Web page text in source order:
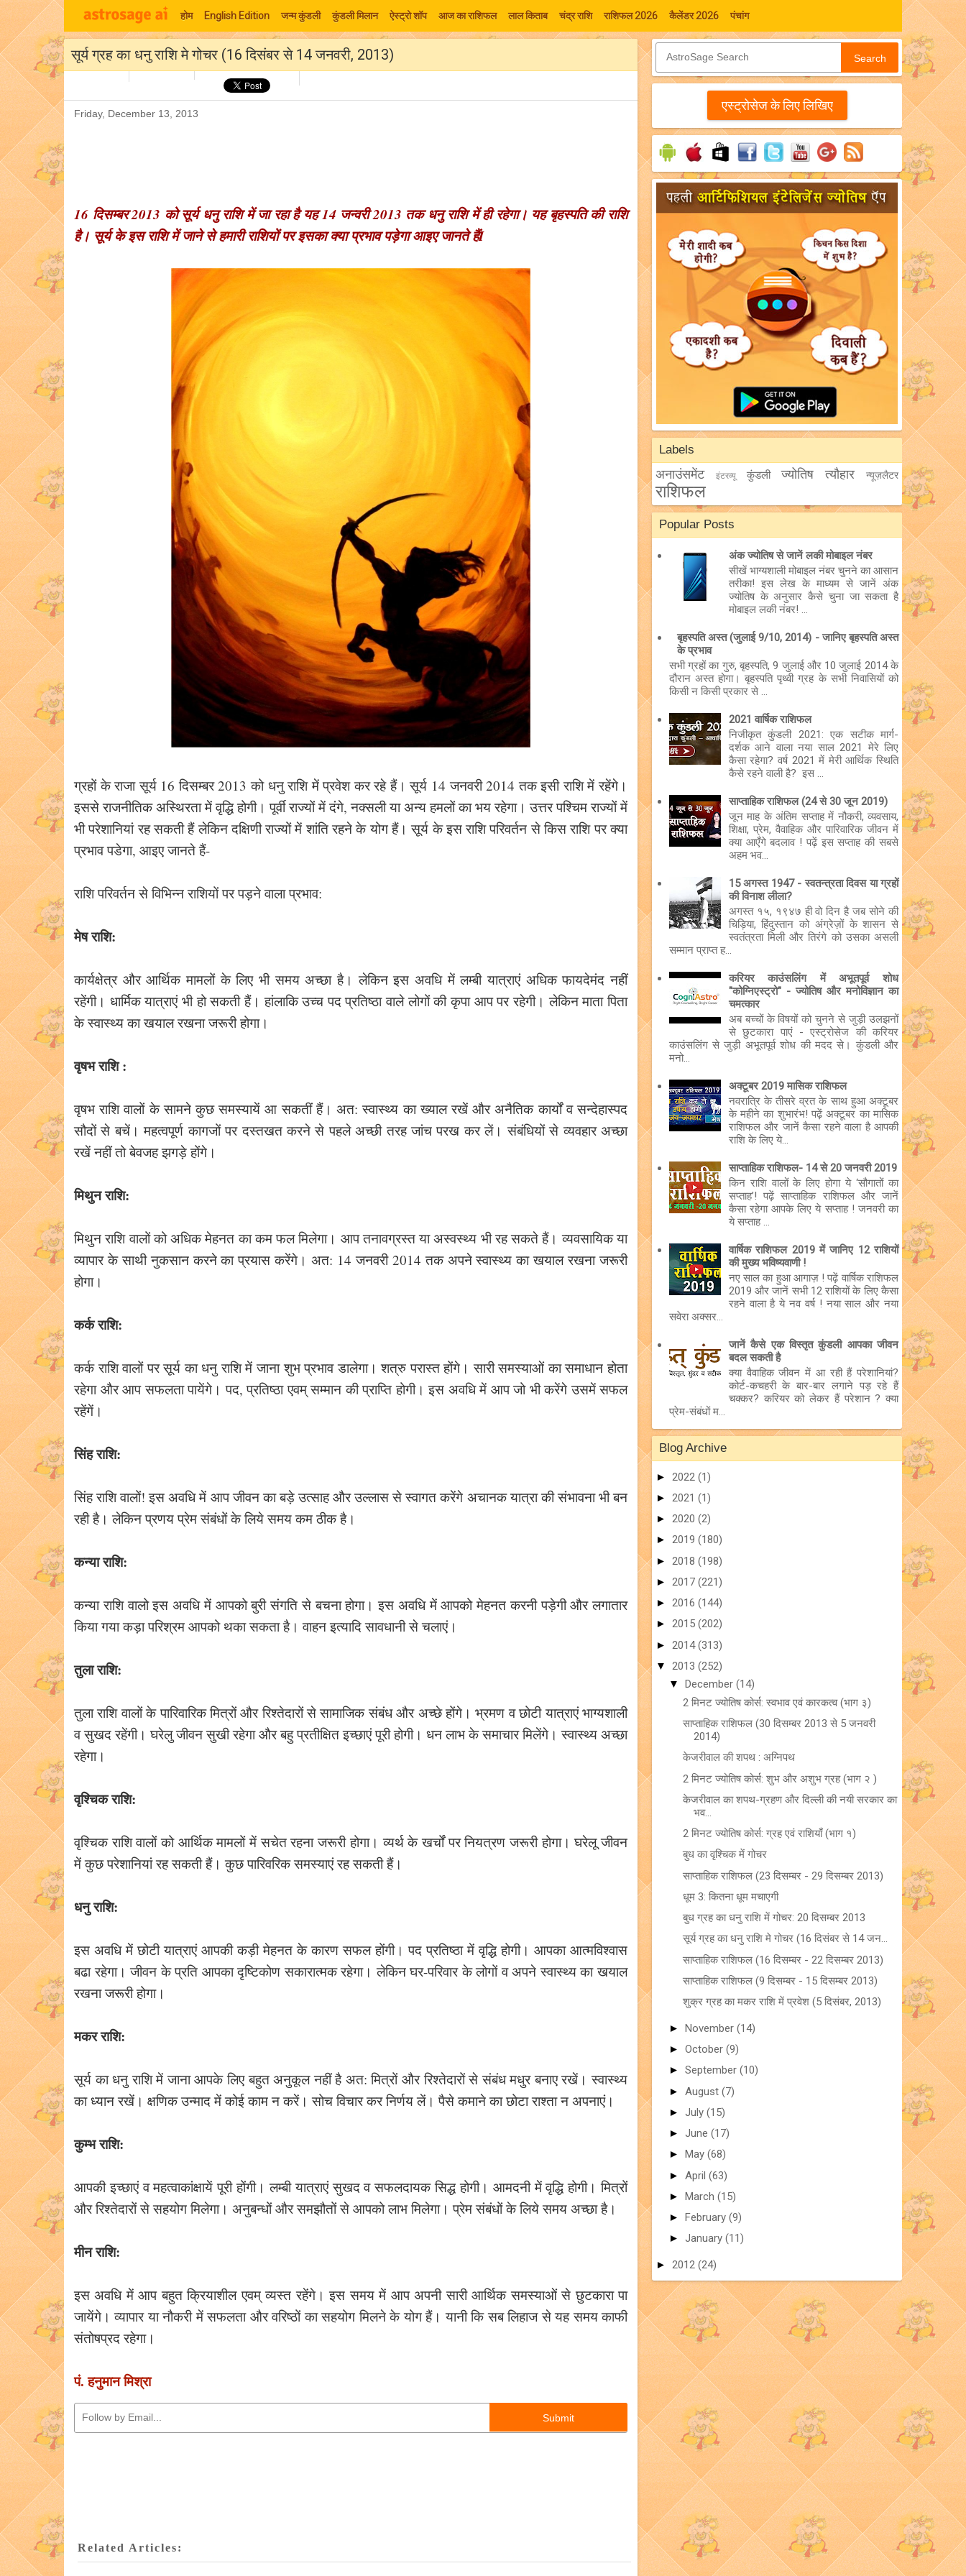
होम English Edition जन्म कुंडली कुंडली मिलान ऐस्ट्रो शॉप आज का राशिफल लाल किताब चंद्र राशि राशिफल 2026 कैलेंडर 2026 पंचांग
सूर्य ग्रह का धनु राशि मे गोचर (16 दिसंबर से 14 जनवरी, 2013)
Friday, December 13, 2013
16 दिसम्बर 2013 को सूर्य धनु राशि में जा रहा है यह 14 जन्वरी 2013 तक धनु राशि में ही रहेगा। यह बृहस्पति की राशि
है। सूर्य के इस राशि में जाने से हमारी राशियों पर इसका क्या प्रभाव पड़ेगा आइए जानते हैंI
ग्रहों के राजा सूर्य 16 दिसम्बर 2013 को धनु राशि में प्रवेश कर रहे हैं। सूर्य 14 जनवरी 2014 तक इसी राशि में रहेंगे।
इससे राजनीतिक अस्थिरता में वृद्धि होगी। पूर्वी राज्यों में दंगे, नक्सली या अन्य हमलों का भय रहेगा। उत्तर पश्चिम राज्यों में
भी परेशानियां रह सकती हैं लेकिन दक्षिणी राज्यों में शांति रहने के योग हैं। सूर्य के इस राशि परिवर्तन से किस राशि पर क्या
प्रभाव पडेगा, आइए जानते हैं-
राशि परिवर्तन से विभिन्न राशियों पर पड़ने वाला प्रभाव:
मेष राशि:
कार्यक्षेत्र और आर्थिक मामलों के लिए भी समय अच्छा है। लेकिन इस अवधि में लम्बी यात्राएं अधिक फायदेमंद नहीं
रहेंगी। धार्मिक यात्राएं भी हो सकती हैं। हांलाकि उच्च पद प्रतिष्ठा वाले लोगों की कृपा आप पर रहेगी। लेकिन माता पिता
के स्वास्थ्य का खयाल रखना जरूरी होगा।
वृषभ राशि :
वृषभ राशि वालों के सामने कुछ समस्यायें आ सकतीं हैं। अत: स्वास्थ्य का ख्याल रखें और अनैतिक कार्यों व सन्देहास्पद
सौदों से बचें। महत्वपूर्ण कागजों पर दस्तखत करने से पहले अच्छी तरह जांच परख कर लें। संबंधियों से व्यवहार अच्छा
रखें नहीं तो बेवजह झगड़े होंगे।
मिथुन राशि:
मिथुन राशि वालों को अधिक मेहनत का कम फल मिलेगा। आप तनावग्रस्त या अस्वस्थ्य भी रह सकते हैं। व्यवसायिक या
व्यापार के साथी नुकसान करने का प्रयास करेंगे। अत: 14 जनवरी 2014 तक अपने स्वास्थ्य का खयाल रखना जरूरी
होगा।
कर्क राशि:
कर्क राशि वालों पर सूर्य का धनु राशि में जाना शुभ प्रभाव डालेगा। शत्रु परास्त होंगे। सारी समस्याओं का समाधान होता
रहेगा और आप सफलता पायेंगे। पद, प्रतिष्ठा एवम् सम्मान की प्राप्ति होगी। इस अवधि में आप जो भी करेंगे उसमें सफल
रहेंगें।
सिंह राशि:
सिंह राशि वालों! इस अवधि में आप जीवन का बड़े उत्साह और उल्लास से स्वागत करेंगे अचानक यात्रा की संभावना भी बन
रही है। लेकिन प्रणय प्रेम संबंधों के लिये समय कम ठीक है।
कन्या राशि:
कन्या राशि वालो इस अवधि में आपको बुरी संगति से बचना होगा। इस अवधि में आपको मेहनत करनी पड़ेगी और लगातार
किया गया कड़ा परिश्रम आपको थका सकता है। वाहन इत्यादि सावधानी से चलाएं।
तुला राशि:
तुला राशि वालों के पारिवारिक मित्रों और रिश्तेदारों से सामाजिक संबंध और अच्छे होंगे। भ्रमण व छोटी यात्राएं भाग्यशाली
व सुखद रहेंगी। घरेलु जीवन सुखी रहेगा और बहु प्रतीक्षित इच्छाएं पूरी होगी। धन लाभ के समाचार मिलेंगे। स्वास्थ्य अच्छा
रहेगा।
वृश्चिक राशि:
वृश्चिक राशि वालों को आर्थिक मामलों में सचेत रहना जरूरी होगा। व्यर्थ के खर्चों पर नियत्रण जरूरी होगा। घरेलू जीवन
में कुछ परेशानियां रह सकती हैं। कुछ पारिवरिक समस्याएं रह सकती हैं।
धनु राशि:
इस अवधि में छोटी यात्राएं आपकी कड़ी मेहनत के कारण सफल होंगी। पद प्रतिष्ठा में वृद्धि होगी। आपका आत्मविश्वास
बढा रहेगा। जीवन के प्रति आपका दृष्टिकोण सकारात्मक रहेगा। लेकिन घर-परिवार के लोगों व अपने स्वास्थ्य का खयाल
रखना जरूरी होगा।
मकर राशि:
सूर्य का धनु राशि में जाना आपके लिए बहुत अनुकूल नहीं है अत: मित्रों और रिश्तेदारों से संबंध मधुर बनाए रखें। स्वास्थ्य
का ध्यान रखें। क्षणिक उन्माद में कोई काम न करें। सोच विचार कर निर्णय लें। पैसे कमाने का छोटा राश्ता न अपनाएं।
कुम्भ राशि:
आपकी इच्छाएं व महत्वाकांक्षायें पूरी होंगी। लम्बी यात्राएं सुखद व सफलदायक सिद्ध होगी। आमदनी में वृद्धि होगी। मित्रों
और रिश्तेदारों से सहयोग मिलेगा। अनुबन्धों और समझौतों से आपको लाभ मिलेगा। प्रेम संबंधों के लिये समय अच्छा है।
मीन राशि:
इस अवधि में आप बहुत क्रियाशील एवम् व्यस्त रहेंगे। इस समय में आप अपनी सारी आर्थिक समस्याओं से छुटकारा पा
जायेंगे। व्यापार या नौकरी में सफलता और वरिष्ठों का सहयोग मिलने के योग हैं। यानी कि सब लिहाज से यह समय काफी
संतोषप्रद रहेगा।
पं. हनुमान मिश्रा
Related Articles:
Search
एस्‍ट्रोसेज के लिए लिखिए
Labels
अनाउंसमेंट इंटरव्यू कुंडली ज्योतिष त्यौहार न्यूज़लैटर
राशिफल
Popular Posts
अंक ज्योतिष से जानें लकी मोबाइल नंबर
सीखें भाग्यशाली मोबाइल नंबर चुनने का आसान
तरीका! इस लेख के माध्यम से जानें अंक
ज्योतिष के अनुसार कैसे चुना जा सकता है
मोबाइल लकी नंबर! ...
बृहस्पति अस्त (जुलाई 9/10, 2014) - जानिए बृहस्पति अस्त
के प्रभाव
सभी ग्रहों का गुरु, बृहस्पति, 9 जुलाई और 10 जुलाई 2014 के
दौरान अस्त होगा। बृहस्पति पृथ्वी ग्रह के सभी निवासियों को
किसी न किसी प्रकार से ...
2021 वार्षिक राशिफल
निजीकृत कुंडली 2021: एक सटीक मार्ग-
दर्शक आने वाला नया साल 2021 मेरे लिए
कैसा रहेगा? वर्ष 2021 में मेरी आर्थिक स्थिति
कैसे रहने वाली है? इस ...
साप्ताहिक राशिफल (24 से 30 जून 2019)
जून माह के अंतिम सप्ताह में नौकरी, व्यवसाय,
शिक्षा, प्रेम, वैवाहिक और पारिवारिक जीवन में
क्या आएँगे बदलाव ! पढ़ें इस सप्ताह की सबसे
अहम भव...
15 अगस्त 1947 - स्वतन्त्रता दिवस या ग्रहों
की विनाश लीला?
अगस्त १५, १९४७ ही वो दिन है जब सोने की
चिड़िया, हिंदुस्तान को अंग्रेज़ों के शासन से
स्वतंत्रता मिली और तिरंगे को उसका असली
सम्मान प्राप्त ह...
करियर काउंसलिंग में अभूतपूर्व शोध
"कोग्निएस्ट्रो" - ज्योतिष और मनोविज्ञान का
चमत्कार
अब बच्चों के विषयों को चुनने से जुड़ी उलझनों
से छुटकारा पाएं - एस्ट्रोसेज की करियर
काउंसलिंग से जुड़ी अभूतपूर्व शोध की मदद से। कुंडली और
मनो...
अक्टूबर 2019 मासिक राशिफल
नवरात्रि के तीसरे व्रत के साथ हुआ अक्टूबर
के महीने का शुभारंभ! पढ़ें अक्टूबर का मासिक
राशिफल और जानें कैसा रहने वाला है आपकी
राशि के लिए ये...
साप्ताहिक राशिफल- 14 से 20 जनवरी 2019
किन राशि वालों के लिए होगा ये ‘सौगातों का
सप्ताह’! पढ़ें साप्ताहिक राशिफल और जानें
कैसा रहेगा आपके लिए ये सप्ताह ! जनवरी का
ये सप्ताह ...
वार्षिक राशिफल 2019 में जानिए 12 राशियों
की मुख्य भविष्यवाणी !
नए साल का हुआ आगाज़ ! पढ़ें वार्षिक राशिफल
2019 और जानें सभी 12 राशियों के लिए कैसा
रहने वाला है ये नव वर्ष ! नया साल और नया
सवेरा अक्सर...
जानें कैसे एक विस्तृत कुंडली आपका जीवन
बदल सकती है
क्या वैवाहिक जीवन में आ रही हैं परेशानियां?
कोर्ट-कचहरी के बार-बार लगाने पड़ रहे हैं
चक्कर? करियर को लेकर हैं परेशान ? क्या
प्रेम-संबंधों म...
Blog Archive
► 2022 (1)
► 2021 (1)
► 2020 (2)
► 2019 (180)
► 2018 (198)
► 2017 (221)
► 2016 (144)
► 2015 (202)
► 2014(313)
▼ 2013 (252)
▼ December (14)
2 मिनट ज्योतिष कोर्स: स्‍वभाव एवं कारकत्‍व (भाग ३)
साप्ताहिक राशिफल (30 दिसम्बर 2013 से 5 जनवरी
2014)
केजरीवाल की शपथ : अग्निपथ
2 मिनट ज्योतिष कोर्स: शुभ और अशुभ ग्रह (भाग २ )
केजरीवाल का शपथ-ग्रहण और दिल्ली की नयी सरकार का
भव...
2 मिनट ज्योतिष कोर्स: ग्रह एवं राशियाँ (भाग १)
बुध का वृश्चिक में गोचर
साप्ताहिक राशिफल (23 दिसम्बर - 29 दिसम्बर 2013)
धूम 3: कितना धूम मचाएगी
बुध ग्रह का धनु राशि में गोचर: 20 दिसम्बर 2013
सूर्य ग्रह का धनु राशि मे गोचर (16 दिसंबर से 14 जन...
साप्ताहिक राशिफल (16 दिसम्बर - 22 दिसम्बर 2013)
साप्ताहिक राशिफल (9 दिसम्बर - 15 दिसम्बर 2013)
शुक्र ग्रह का मकर राशि में प्रवेश (5 दिसंबर, 2013)
► November (14)
► October (9)
► September (10)
► August (7)
► July (15)
► June (17)
► May (68)
► April (63)
► March (15)
► February (9)
► January (11)
► 2012 (24)